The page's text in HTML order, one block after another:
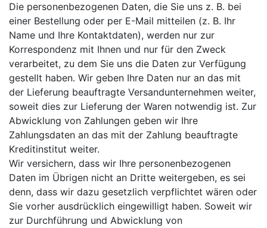
Die personenbezogenen Daten, die Sie uns z. B. bei
einer Bestellung oder per E-Mail mitteilen (z. B. Ihr
Name und Ihre Kontaktdaten), werden nur zur
Korrespondenz mit Ihnen und nur für den Zweck
verarbeitet, zu dem Sie uns die Daten zur Verfügung
gestellt haben. Wir geben Ihre Daten nur an das mit
der Lieferung beauftragte Versandunternehmen weiter,
soweit dies zur Lieferung der Waren notwendig ist. Zur
Abwicklung von Zahlungen geben wir Ihre
Zahlungsdaten an das mit der Zahlung beauftragte
Kreditinstitut weiter.
Wir versichern, dass wir Ihre personenbezogenen
Daten im Übrigen nicht an Dritte weitergeben, es sei
denn, dass wir dazu gesetzlich verpflichtet wären oder
Sie vorher ausdrücklich eingewilligt haben. Soweit wir
zur Durchführung und Abwicklung von